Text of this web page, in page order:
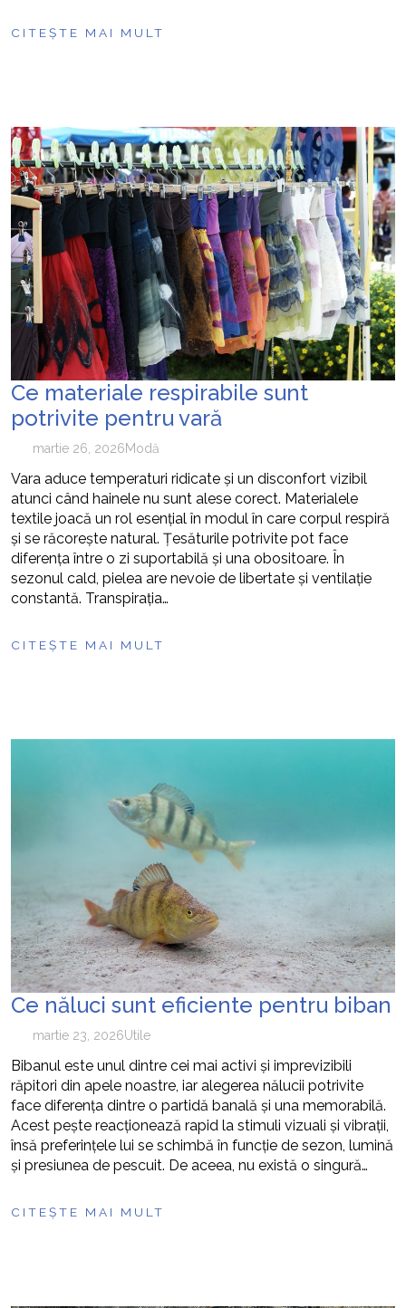
CITEȘTE MAI MULT
Ce materiale respirabile sunt
potrivite pentru vară
martie 26, 2026Modă
Vara aduce temperaturi ridicate și un disconfort vizibil
atunci când hainele nu sunt alese corect. Materialele
textile joacă un rol esențial în modul în care corpul respiră
și se răcorește natural. Țesăturile potrivite pot face
diferența între o zi suportabilă și una obositoare. În
sezonul cald, pielea are nevoie de libertate și ventilație
constantă. Transpirația…
CITEȘTE MAI MULT
Ce năluci sunt eficiente pentru biban
martie 23, 2026Utile
Bibanul este unul dintre cei mai activi și imprevizibili
răpitori din apele noastre, iar alegerea nălucii potrivite
face diferența dintre o partidă banală și una memorabilă.
Acest pește reacționează rapid la stimuli vizuali și vibrații,
însă preferințele lui se schimbă în funcție de sezon, lumină
și presiunea de pescuit. De aceea, nu există o singură…
CITEȘTE MAI MULT